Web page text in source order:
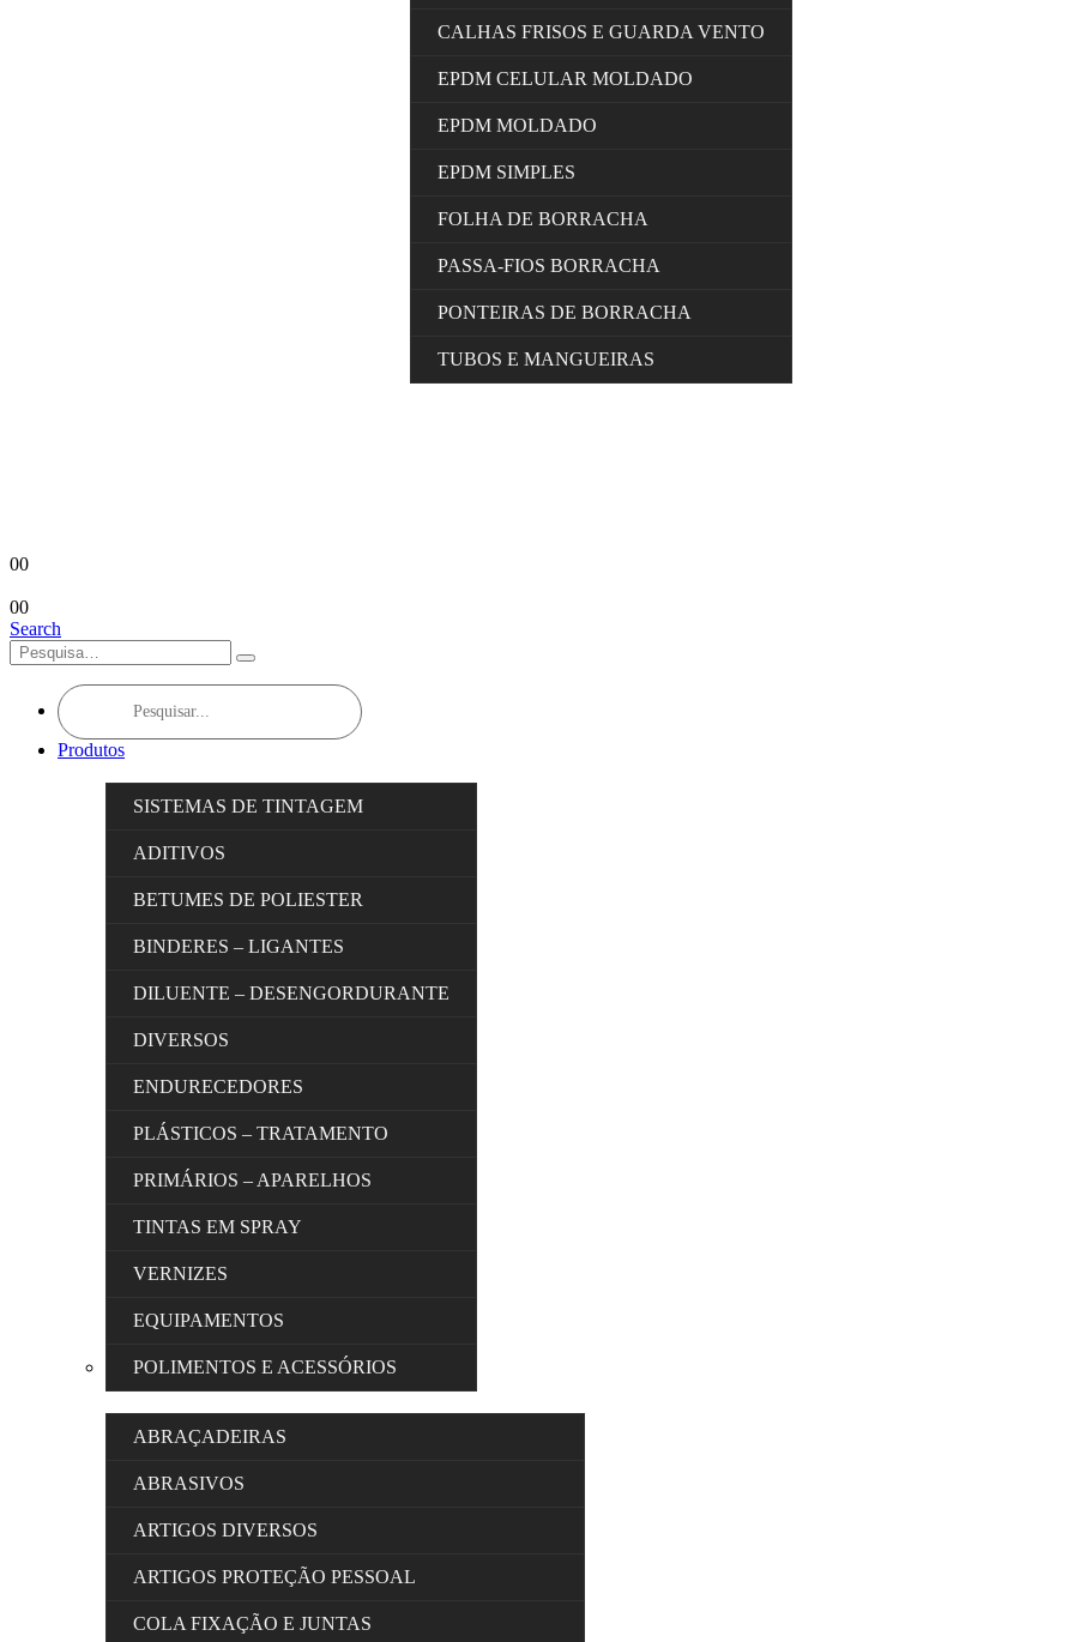
CALHAS FRISOS E GUARDA VENTO
EPDM CELULAR MOLDADO
EPDM MOLDADO
EPDM SIMPLES
FOLHA DE BORRACHA
PASSA-FIOS BORRACHA
PONTEIRAS DE BORRACHA
TUBOS E MANGUEIRAS
00
00
Search
Products
search
Produtos
SISTEMAS DE TINTAGEM
ADITIVOS
BETUMES DE POLIESTER
BINDERES – LIGANTES
DILUENTE – DESENGORDURANTE
DIVERSOS
ENDURECEDORES
PLÁSTICOS – TRATAMENTO
PRIMÁRIOS – APARELHOS
TINTAS EM SPRAY
VERNIZES
EQUIPAMENTOS
POLIMENTOS E ACESSÓRIOS
ABRAÇADEIRAS
ABRASIVOS
ARTIGOS DIVERSOS
ARTIGOS PROTEÇÃO PESSOAL
COLA FIXAÇÃO E JUNTAS